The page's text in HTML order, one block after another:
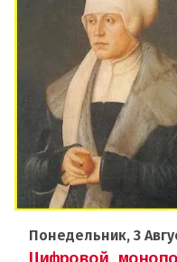
Понедельник, 3